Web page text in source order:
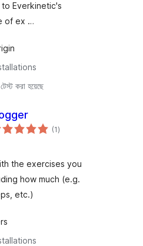
Everkinetic's
of ex …
করা হয়েছে
(1total
ratings
)
the exercises you
how much (e.g.
etc.)